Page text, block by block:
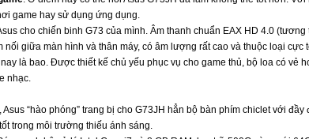
game hay sử dụng ứng dụng.
cho chiến binh G73 của mình. Âm thanh chuẩn EAX HD 4.0
giữa màn hình và thân máy, có âm lượng rất cao và thuộc loại cực
là bao. Được thiết kế chủ yếu phục vụ cho game thủ, bộ loa có vẻ
nhạc.
“hào phóng” trang bị cho G73JH hẳn bộ bàn phím chiclet với
trong môi trường thiếu ánh sáng.